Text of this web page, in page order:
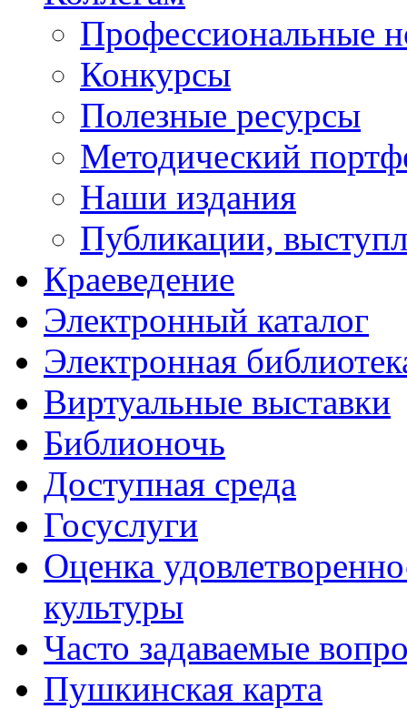
Профессиональные
Конкурсы
Полезные ресурсы
Методический
Наши издания
Публикации,
Краеведение
Электронный каталог
Электронная
Виртуальные выставки
Библионочь
Доступная среда
Госуслуги
Оценка
культуры
Часто задаваемые
Пушкинская карта